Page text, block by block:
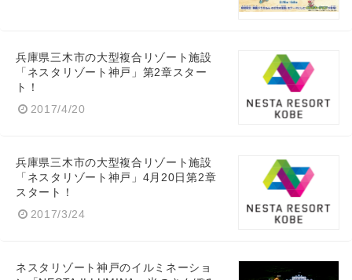
兵庫県三木市の大型複合リゾート施設
「ネスタリゾート神戸」第2章スター
ト！
2017/4/20
兵庫県三木市の大型複合リゾート施設
「ネスタリゾート神戸」4月20日第2章
スタート！
2017/3/24
ネスタリゾート神戸のイルミネーショ